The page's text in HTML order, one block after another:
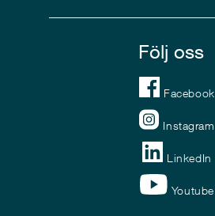
Följ oss
Facebook
Instagram
LinkedIn
Youtube